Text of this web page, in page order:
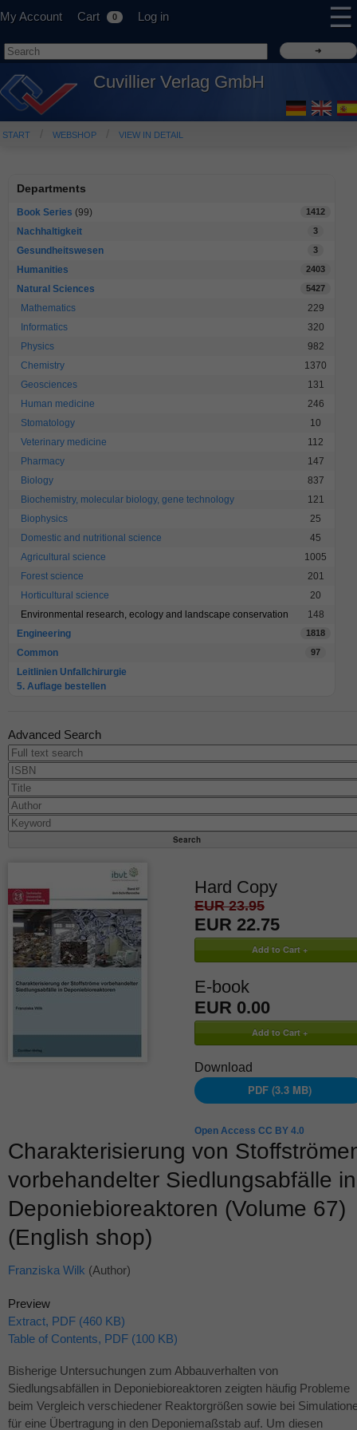
My Account Cart 0 Log in ☰
Cuvillier Verlag GmbH
START WEBSHOP VIEW IN DETAIL
Departments
Book Series (99) 1412
Nachhaltigkeit 3
Gesundheitswesen 3
Humanities 2403
Natural Sciences 5427
Mathematics
229
Informatics
320
Physics
982
Chemistry
1370
Geosciences
131
Human medicine
246
Stomatology
10
Veterinary medicine
112
Pharmacy
147
Biology
837
Biochemistry, molecular biology, gene technology
121
Biophysics
25
Domestic and nutritional science
45
Agricultural science
1005
Forest science
201
Horticultural science
20
Environmental research, ecology and landscape conservation
148
Engineering
1818
Common 97
Leitlinien Unfallchirurgie
5. Auflage bestellen
Advanced Search
Hard Copy
EUR 23.95
EUR 22.75
E-book
EUR 0.00
Download
PDF (3.3 MB)
Open Access CC BY 4.0
Charakterisierung von
vorbehandelter Siedlungsabfälle in
Deponiebioreaktoren (Volume 67)
(English shop)
Franziska Wilk (Author)
Preview
Extract, PDF (460 KB)
Table of Contents, PDF (100 KB)
Bisherige Untersuchungen zum Abbauverhalten von
Siedlungsabfällen in Deponiebioreaktoren zeigten häufig Probleme
beim Vergleich verschiedener Reaktorgrößen sowie bei
für eine Übertragung in den Deponiemaßstab auf. Um diesen